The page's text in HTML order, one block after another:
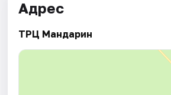
Адрес
ТРЦ Мандарин